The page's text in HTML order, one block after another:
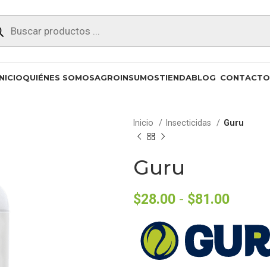
QUIÉNES SOMOSAGROINSUMOSTIENDABLOG CONTACTO
Inicio Insecticidas Guru
Guru
$28.00 - $81.00